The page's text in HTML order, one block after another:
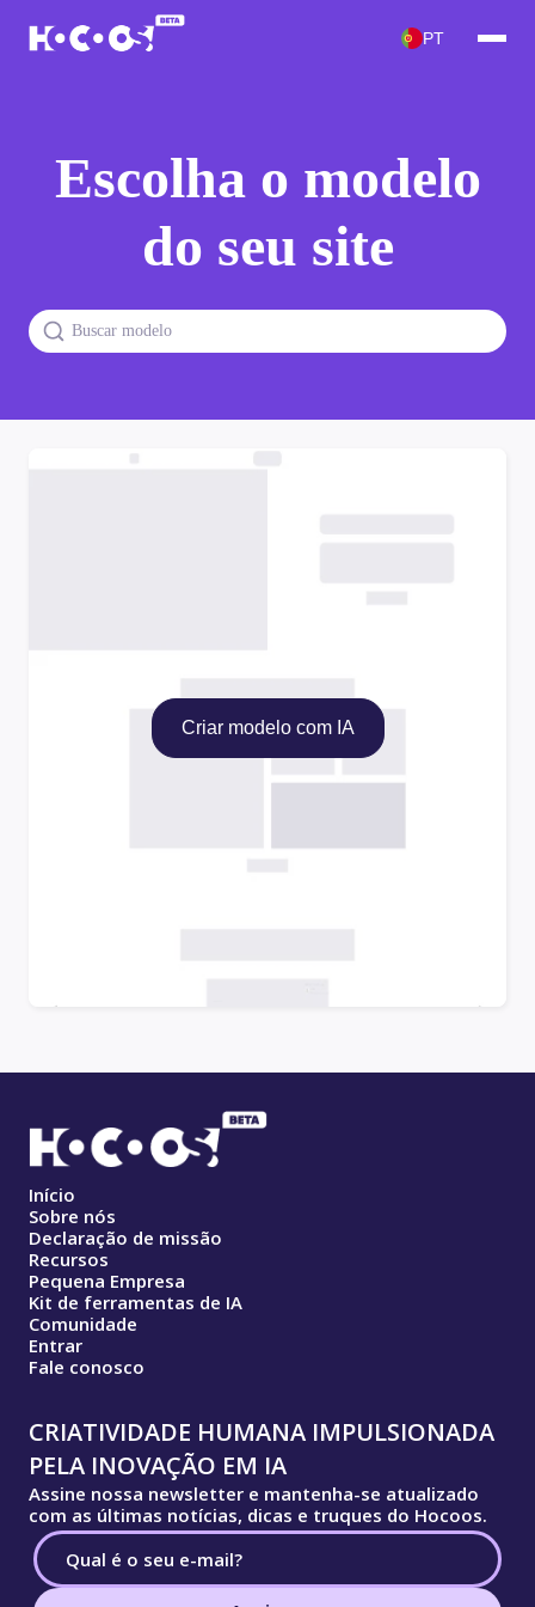
PT
Escolha o modelo
do seu site
Criar modelo com IA
Início
Sobre nós
Declaração de missão
Recursos
Pequena Empresa
Kit de ferramentas de IA
Comunidade
Entrar
Fale conosco
CRIATIVIDADE HUMANA IMPULSIONADA
PELA INOVAÇÃO EM IA
Assine nossa newsletter e mantenha-se atualizado
com as últimas notícias, dicas e truques do Hocoos.